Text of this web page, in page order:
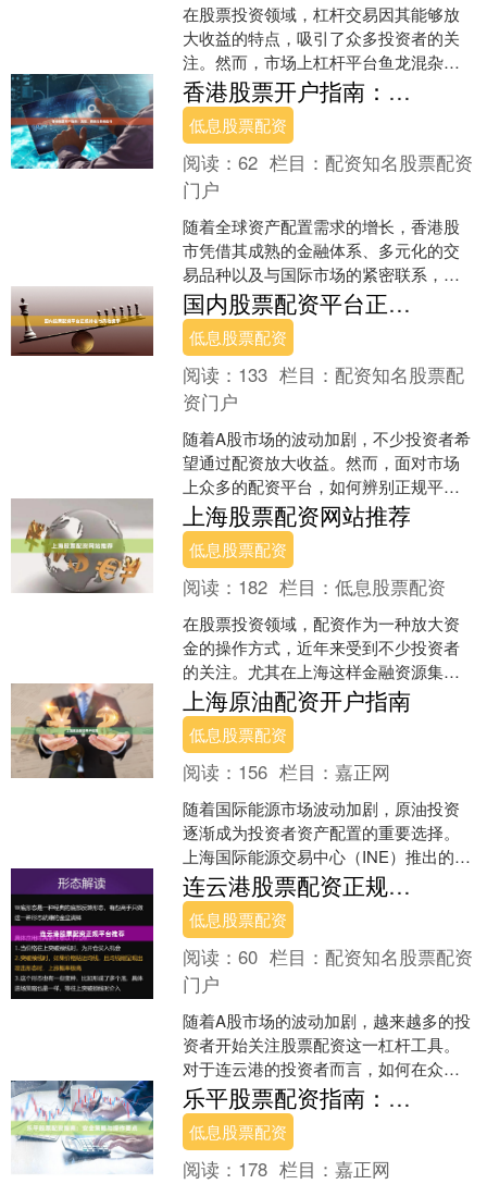
在股票投资领域，杠杆交易因其能够放
大收益的特点，吸引了众多投资者的关
注。然而，市场上杠杆平台鱼龙混杂，
如何选择一家正规、安全、可靠的平
台，成为投资者需要慎重考虑....
香港股票开户指南：流程、费用与券商选择
低息股票配资
阅读：62 栏目：配资知名股票配资
门户
随着全球资产配置需求的增长，香港股
市凭借其成熟的金融体系、多元化的交
易品种以及与国际市场的紧密联系，成
为众多内地投资者的重要选择。本文将
为您提供一份详尽的香港股....
国内股票配资平台正规排名与风险提示
低息股票配资
阅读： 133 栏目：配资知名股票配
资门户
随着A股市场的波动加剧，不少投资者希
望通过配资放大收益。然而，面对市场
上众多的配资平台，如何辨别正规平
台、规避风险，成为投资者必须掌握的
技能。本文将梳理国内股票....
上海股票配资网站推荐
低息股票配资
阅读： 182 栏目：低息股票配资
在股票投资领域，配资作为一种放大资
金的操作方式，近年来受到不少投资者
的关注。尤其在上海这样金融资源集中
的城市，股票配资网站的数量众多，但
质量参差不齐。本文将围绕....
上海原油配资开户指南
低息股票配资
阅读： 156 栏目：嘉正网
随着国际能源市场波动加剧，原油投资
逐渐成为投资者资产配置的重要选择。
上海国际能源交易中心（INE）推出的原
油期货合约，凭借其规范化的交易机制
和良好的流动性，吸引....
连云港股票配资正规平台推荐
低息股票配资
阅读：60 栏目：配资知名股票配资
门户
随着A股市场的波动加剧，越来越多的投
资者开始关注股票配资这一杠杆工具。
对于连云港的投资者而言，如何在众多
配资平台中筛选出正规、安全、可靠的
服务商，成为入市前必须....
乐平股票配资指南：安全策略与操作要点
低息股票配资
阅读： 178 栏目：嘉正网